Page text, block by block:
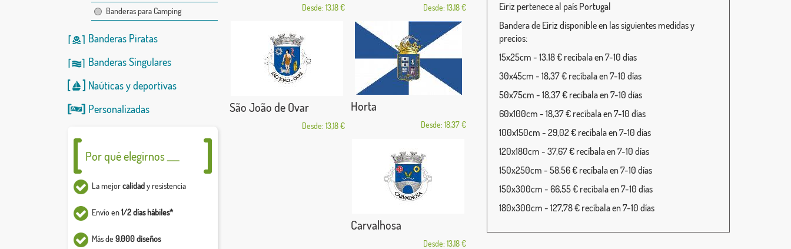
Banderas para Camping
Banderas Piratas
Banderas Singulares
Naúticasydeportivas
Personalizadas
Por qué elegirnos ___
La mejorcalidady resistencia
Envío en1/2 días hábiles*
Más de 9.000 diseños
Desde: 13,18 € Desde: 13,18 €
São João de Ovar
Desde: 13,18 €
Horta
Desde: 18,37 €
Carvalhosa
Desde: 13,18 €
Eiriz pertenece al país Portugal
Bandera de Eiriz disponible en las siguientes medidas y
precios:
15x25cm - 13,18 € recíbala en 7-10 días
30x45cm - 18,37 € recíbala en 7-10 días
50x75cm - 18,37 € recíbala en 7-10 días
60x100cm - 18,37 € recíbala en 7-10 días
100x150cm - 29,02 € recíbala en 7-10 días
120x180cm - 37,67 € recíbala en 7-10 días
150x250cm - 58,56 € recíbala en 7-10 días
150x300cm - 66,55 € recíbala en 7-10 días
180x300cm - 127,78 € recíbala en 7-10 días